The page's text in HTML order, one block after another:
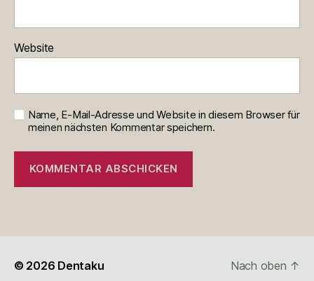
Website
Name, E-Mail-Adresse und Website in diesem Browser für
meinen nächsten Kommentar speichern.
© 2026 Dentaku Nach oben ↑